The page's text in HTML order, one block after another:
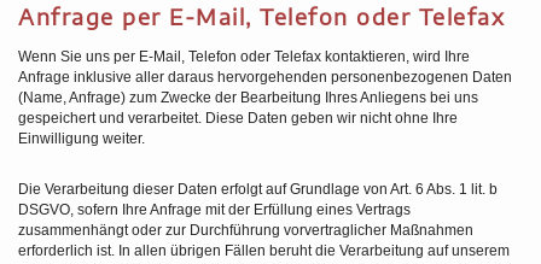
Anfrage per E-Mail, Telefon oder Telefax
Wenn Sie uns per E-Mail, Telefon oder Telefax kontaktieren, wird Ihre
Anfrage inklusive aller daraus hervorgehenden personenbezogenen Daten
(Name, Anfrage) zum Zwecke der Bearbeitung Ihres Anliegens bei uns
gespeichert und verarbeitet. Diese Daten geben wir nicht ohne Ihre
Einwilligung weiter.
Die Verarbeitung dieser Daten erfolgt auf Grundlage von Art. 6 Abs. 1 lit. b
DSGVO, sofern Ihre Anfrage mit der Erfüllung eines Vertrags
zusammenhängt oder zur Durchführung vorvertraglicher Maßnahmen
erforderlich ist. In allen übrigen Fällen beruht die Verarbeitung auf unserem